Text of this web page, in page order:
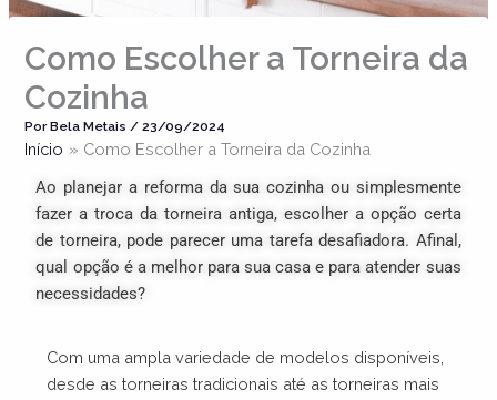
Como Escolher a Torneira da
Cozinha
PorBela Metais/23/09/2024
Início Como Escolher a Torneira da Cozinha
Ao planejar a reforma da sua cozinha ou simplesmente
fazer a troca da torneira antiga, escolher a opção certa
de torneira, pode parecer uma tarefa desafiadora. Afinal,
qual opção é a melhor para sua casa e para atender suas
necessidades?
Com uma ampla variedade de modelos disponíveis,
desde as torneiras tradicionais até as torneiras mais